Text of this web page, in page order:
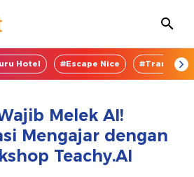
Hotel #Escape Nice
Melek AI!
Mengajar dengan
Teachy.AI